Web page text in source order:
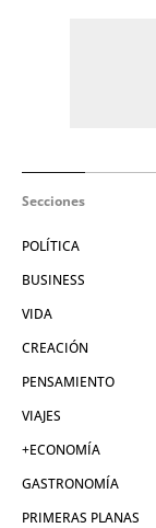
Secciones
POLÍTICA
BUSINESS
VIDA
CREACIÓN
PENSAMIENTO
VIAJES
+ECONOMÍA
GASTRONOMÍA
PRIMERAS PLANAS